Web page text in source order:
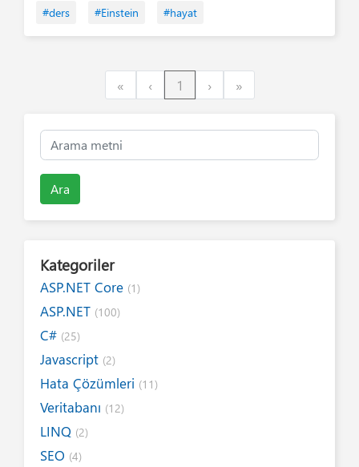
#ders #Einstein #hayat
«First ‹Previous
1 ›Next»Last
Ara
Kategoriler
ASP.NET Core (1)
ASP.NET (100)
C# (25)
Javascript (2)
Hata Çözümleri (11)
Veritabanı (12)
LINQ (2)
SEO (4)